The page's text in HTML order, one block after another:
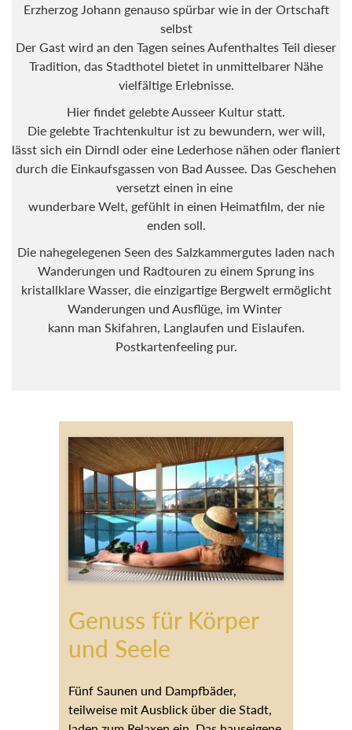
selbst
Der Gast wird an den Tagen seines Aufenthaltes Teil dieser
Tradition, das Stadthotel bietet in unmittelbarer Nähe
vielfältige Erlebnisse.
Hier findet gelebte Ausseer Kultur statt.
Die gelebte Trachtenkultur ist zu bewundern, wer will,
lässt sich ein Dirndl oder eine Lederhose nähen oder flaniert
durch die Einkaufsgassen von Bad Aussee. Das Geschehen
versetzt einen in eine
wunderbare Welt, gefühlt in einen Heimatfilm, der nie enden
soll.
Die nahegelegenen Seen des Salzkammergutes laden nach
Wanderungen und Radtouren zu einem Sprung ins
kristallklare Wasser, die einzigartige Bergwelt ermöglicht
Wanderungen und Ausflüge, im Winter
kann man Skifahren, Langlaufen und Eislaufen.
Postkartenfeeling pur.
und Seele
mit Ausblick über die Stadt, laden zum
Relaxen ein. Das hauseigene